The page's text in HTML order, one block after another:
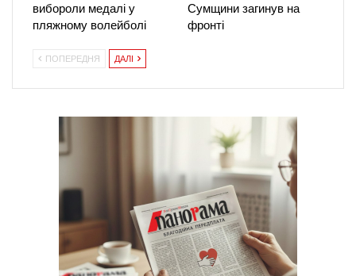
вибороли медалі у
пляжному волейболі
Сумщини загинув на
фронті
ПОПЕРЕДНЯ ДАЛІ